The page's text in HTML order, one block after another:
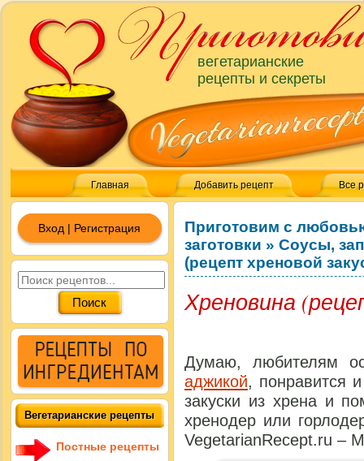
вегетарианские
рецепты и секреты
Главная Добавить рецепт Все
Приготовим с
заготовки » Соусы,
(рецепт хреновой
Хреновина
Думаю, любителям
аджикой, понравится
закуски из хрена и
хренодер или
VegetarianRecept.ru –
Вход | Регистрация
Вегетарианские рецепты
Постные рецепты